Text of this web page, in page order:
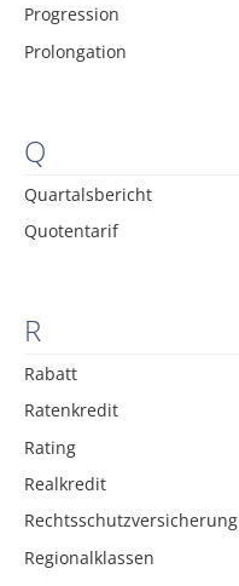
Progression
Prolongation
Q
Quartalsbericht
Quotentarif
R
Rabatt
Ratenkredit
Rating
Realkredit
Rechtsschutzversicherung
Regionalklassen